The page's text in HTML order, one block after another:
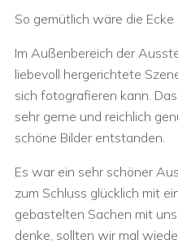
So gemütlich wäre die
Im Außenbereich der
liebevoll hergerichtete
sich fotografieren kann.
sehr gerne und reichlich
schöne Bilder entstanden.
Es war ein sehr schöner
zum Schluss glücklich mit
gebastelten Sachen mit
denke, sollten wir mal